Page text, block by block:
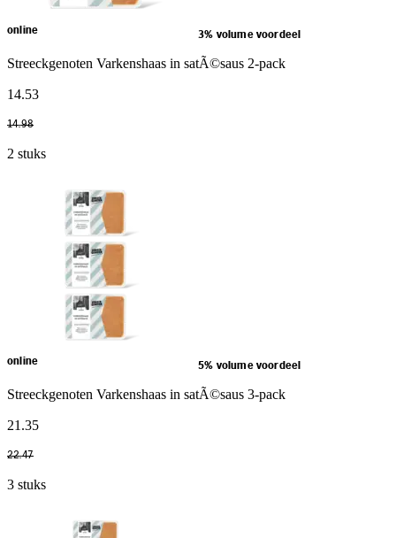
online 3% volume voordeel
Streeckgenoten Varkenshaas in satÃ©saus 2-pack
14.53
14.98
2 stuks
online 5% volume voordeel
Streeckgenoten Varkenshaas in satÃ©saus 3-pack
21 .35
22.47
3 stuks